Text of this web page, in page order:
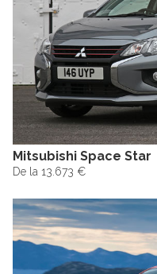
Mitsubishi Space Star
De la 13.673 €